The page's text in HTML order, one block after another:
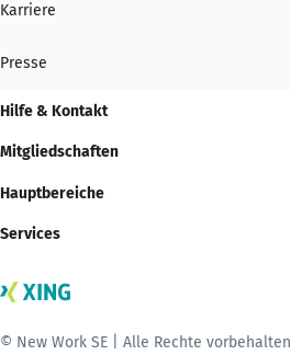
Karriere
Presse
Hilfe & Kontakt
Mitgliedschaften
Hauptbereiche
Services
© New Work SE | Alle Rechte vorbehalten